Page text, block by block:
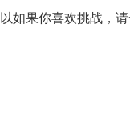
如果你喜欢挑战，